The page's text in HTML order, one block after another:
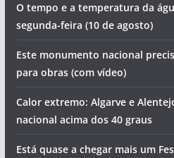
O tempo e a temperatura da
segunda-feira (10 de agosto)
Este monumento nacional
para obras (com vídeo)
Calor extremo: Algarve e
nacional acima dos 40 graus
Está quase a chegar mais um